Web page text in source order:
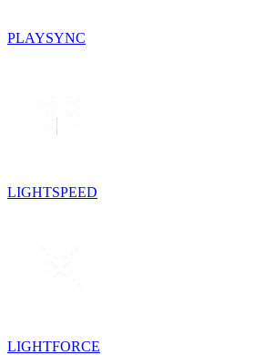
PLAYSYNC
LIGHTSPEED
LIGHTFORCE